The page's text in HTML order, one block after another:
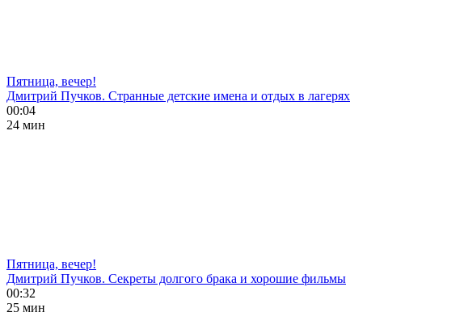
Пятница, вечер!
Дмитрий Пучков. Странные детские имена и отдых в лагерях
00:04
24 мин
Пятница, вечер!
Дмитрий Пучков. Секреты долгого брака и хорошие фильмы
00:32
25 мин